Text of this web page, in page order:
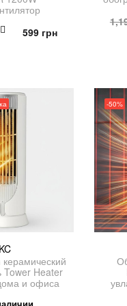
Первоначальная
599 грнТекущая
Tower Heater
и офиса
-50%